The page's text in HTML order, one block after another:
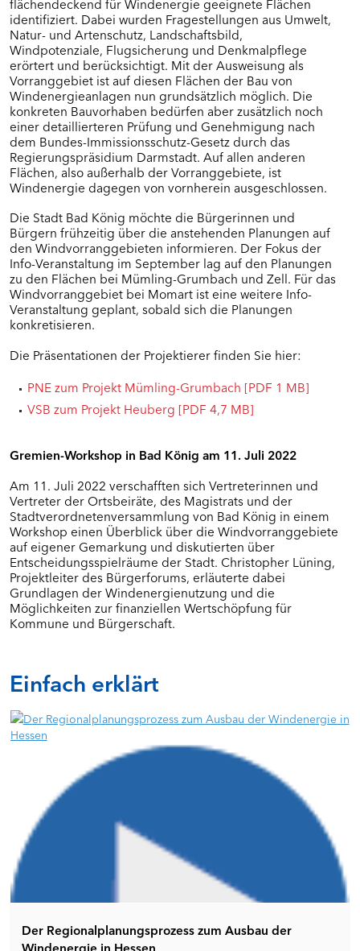
identifiziert. Dabei wurden Fragestellungen aus Umwelt,
Natur- und Artenschutz, Landschaftsbild,
Windpotenziale, Flugsicherung und Denkmalpflege
erörtert und berücksichtigt. Mit der Ausweisung als
Vorranggebiet ist auf diesen Flächen der Bau von
Windenergieanlagen nun grundsätzlich möglich. Die
konkreten Bauvorhaben bedürfen aber zusätzlich noch
einer detaillierteren Prüfung und Genehmigung nach
dem Bundes-Immissionsschutz-Gesetz durch das
Regierungspräsidium Darmstadt. Auf allen anderen
Flächen, also außerhalb der Vorranggebiete, ist
Windenergie dagegen von vornherein ausgeschlossen.
Die Stadt Bad König möchte die Bürgerinnen und
Bürgern frühzeitig über die anstehenden Planungen auf
den Windvorranggebieten informieren. Der Fokus der
Info-Veranstaltung im September lag auf den Planungen
zu den Flächen bei Mümling-Grumbach und Zell. Für das
Windvorranggebiet bei Momart ist eine weitere Info-
Veranstaltung geplant, sobald sich die Planungen
konkretisieren.
Die Präsentationen der Projektierer finden Sie hier:
PNE zum Projekt Mümling-Grumbach [PDF 1 MB]
VSB zum Projekt Heuberg [PDF 4,7 MB]
Gremien-Workshop in Bad König am 11. Juli 2022
Am 11. Juli 2022 verschafften sich Vertreterinnen und
Vertreter der Ortsbeiräte, des Magistrats und der
Stadtverordnetenversammlung von Bad König in einem
Workshop einen Überblick über die Windvorranggebiete
auf eigener Gemarkung und diskutierten über
Entscheidungsspielräume der Stadt. Christopher Lüning,
Projektleiter des Bürgerforums, erläuterte dabei
Grundlagen der Windenergienutzung und die
Möglichkeiten zur finanziellen Wertschöpfung für
Kommune und Bürgerschaft.
Einfach erklärt
Der Regionalplanungsprozess zum Ausbau der
Windenergie in Hessen